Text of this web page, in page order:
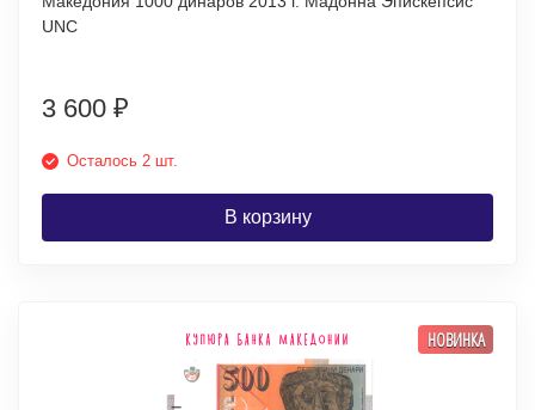
UNC
3 600 ₽
Осталось 2 шт.
В корзину
НОВИНКА